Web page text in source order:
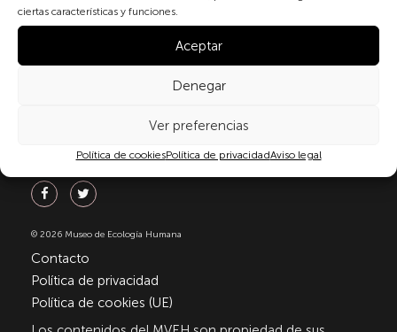
ciertas características y funciones.
Aceptar
Denegar
Ver preferencias
Política de cookiesPolítica de privacidadAviso legal
Orgánica 3/2018, de 5 de diciembre, de Protección de
Datos Personales y garantía de los derechos
digitale(LOPDGDD). Para más información puede
consultar nuestrapolítica de privacidad.
Síguenos
© 2026 Museo de Ecología Humana
Contacto
Política de privacidad
Política de cookies (UE)